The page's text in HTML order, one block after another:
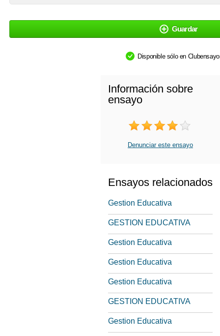
Guardar
Disponible sólo en
Información sobre
ensayo
Denunciar este ensayo
Ensayos relacionados
Gestion Educativa
GESTION EDUCATIVA
Gestion Educativa
Gestion Educativa
Gestion Educativa
GESTION EDUCATIVA
Gestion Educativa